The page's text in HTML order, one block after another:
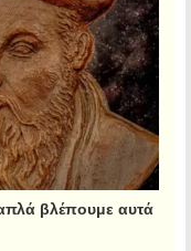
βλέπουμε αυτά